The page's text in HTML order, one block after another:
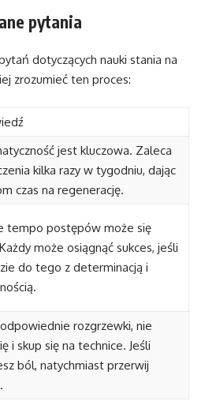
pytania
dotyczących nauki stania na
zrozumieć ten proces:
jest kluczowa. Zaleca
kilka razy w tygodniu, dając
czas na regenerację.
tempo postępów może się
może osiągnąć sukces, jeśli
do tego z determinacją i
rozgrzewki, nie
i skup się na technice. Jeśli
ból, natychmiast przerwij